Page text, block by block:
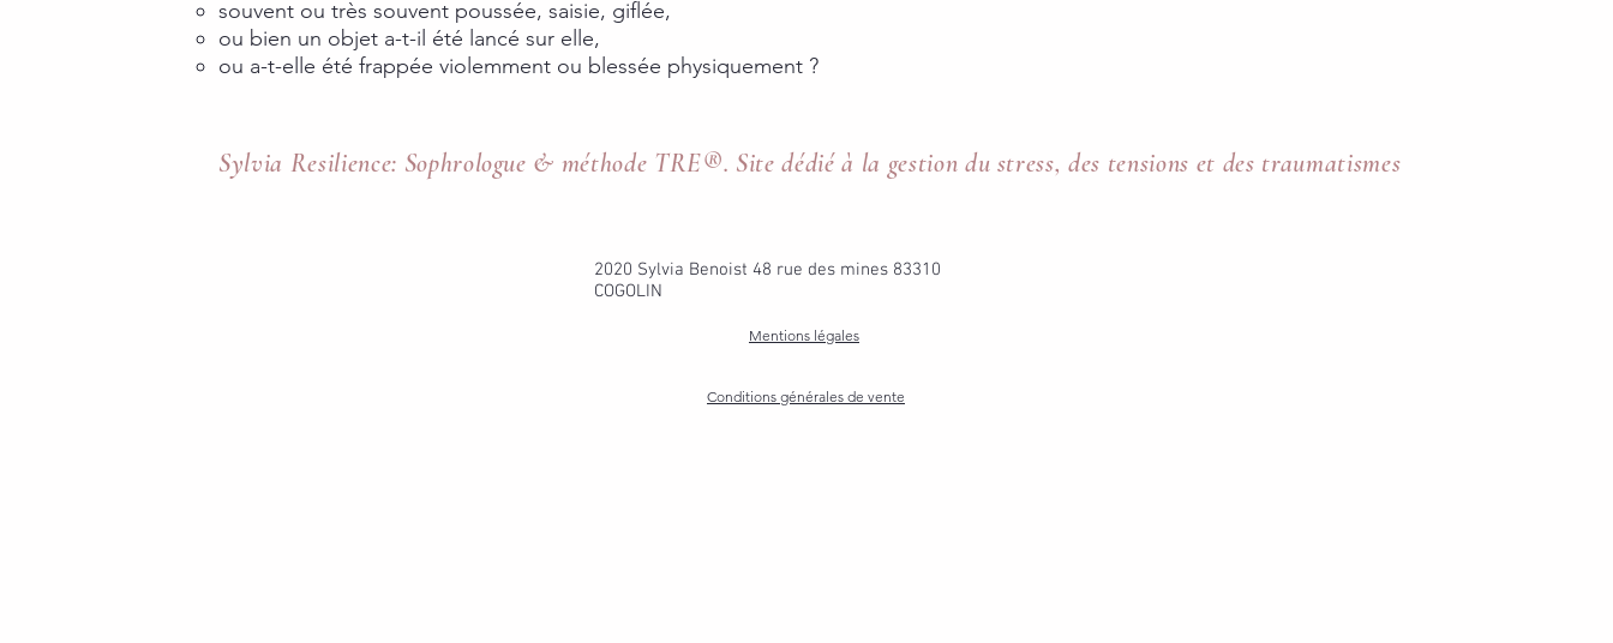
souvent ou très souvent poussée, saisie, giflée,
ou bien un objet a-t-il été lancé sur elle,
ou a-t-elle été frappée violemment ou blessée physiquement ?
Sylvia Resilience: Sophrologue & méthode TRE®. Site dédié à la gestion du stress, des tensions et des traumatismes
2020 Sylvia Benoist 48 rue des mines 83310
COGOLIN
Mentions légales
Conditions générales de vente